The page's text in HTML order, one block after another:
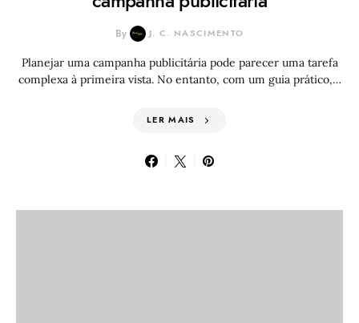
By J. C. NASCIMENTO
Planejar uma campanha publicitária pode parecer uma tarefa
complexa à primeira vista. No entanto, com um guia prático,…
LER MAIS